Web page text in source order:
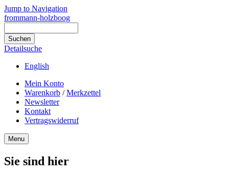
Jump to Navigation
frommann-holzboog
Detailsuche
English
Mein Konto
Warenkorb /Merkzettel
Newsletter
Kontakt
Vertragswiderruf
Menu
Sie sind hier